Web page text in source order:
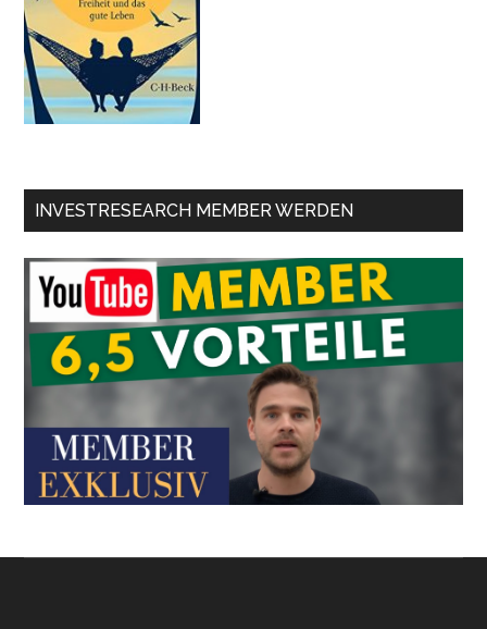
INVESTRESEARCH MEMBER WERDEN